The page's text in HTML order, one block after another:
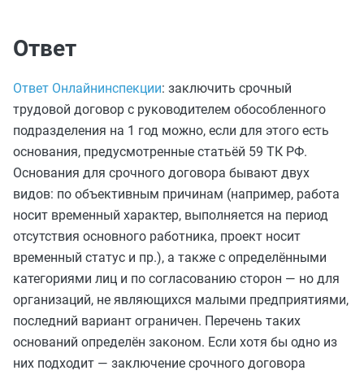
Ответ
Ответ Онлайнинспекции: заключить срочный
трудовой договор с руководителем обособленного
подразделения на 1 год можно, если для этого есть
основания, предусмотренные статьёй 59 ТК РФ.
Основания для срочного договора бывают двух
видов: по объективным причинам (например, работа
носит временный характер, выполняется на период
отсутствия основного работника, проект носит
временный статус и пр.), а также с определёнными
категориями лиц и по согласованию сторон — но для
организаций, не являющихся малыми предприятиями,
последний вариант ограничен. Перечень таких
оснований определён законом. Если хотя бы одно из
них подходит — заключение срочного договора